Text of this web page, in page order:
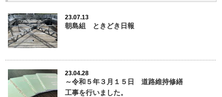
23.07.13
朝島組 ときどき日報
23.04.28
～令和５年３月１５日 道路維持修繕
工事を行いました。